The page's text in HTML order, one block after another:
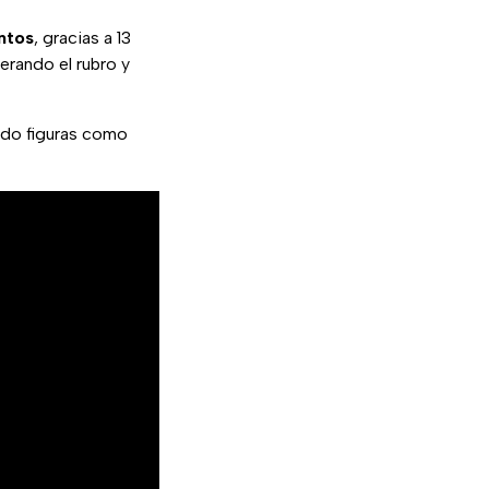
, gracias a 13
el rubro y
figuras como